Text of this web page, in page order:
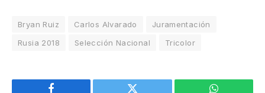
Bryan Ruiz Carlos Alvarado
Juramentación
Rusia 2018
Selección Nacional Tricolor